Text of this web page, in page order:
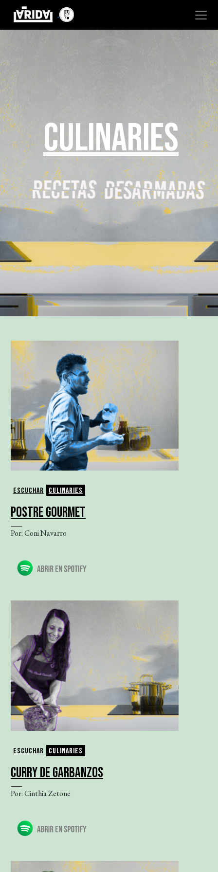
CULINARIES
Escuchar Culinaries
POSTRE GOURMET
Por: Coni Navarro
Escuchar Culinaries
CURRY DE GARBANZOS
Por: Cinthia Zetone